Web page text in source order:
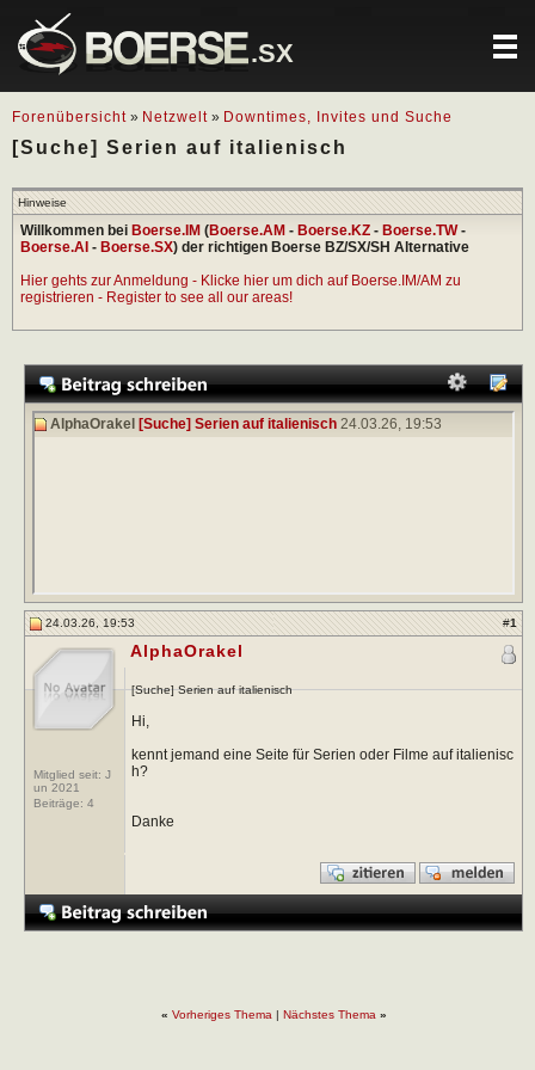
.SX
Forenübersicht » Netzwelt » Downtimes, Invites und Suche
[Suche] Serien auf italienisch
Hinweise
Willkommen bei Boerse.IM (Boerse.AM - Boerse.KZ - Boerse.TW-
Boerse.AI - Boerse.SX) der richtigen Boerse BZ/SX/SH Alternative
Hier gehts zur Anmeldung - Klicke hier um dich auf Boerse.IM/AM zu
registrieren - Register to see all our areas!
AlphaOrakel [Suche] Serien auf italienisch 24.03.26, 19:53
24.03.26, 19:53 #1
Mitglied seit: J
un 2021
Beiträge: 4
AlphaOrakel
[Suche] Serien auf italienisch
Hi,
kennt jemand eine Seite für Serien oder Filme auf italienisc
h?
Danke
« Vorheriges Thema | Nächstes Thema »